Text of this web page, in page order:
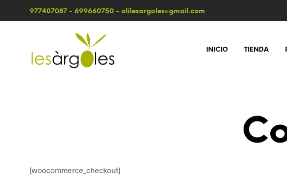
977407087 - 699660750 - olilesargoles@gmail.com
INICIO TIENDA
[woocommerce_checkout]